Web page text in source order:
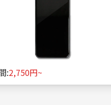
:2,750円~